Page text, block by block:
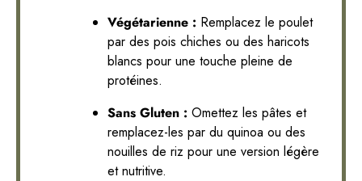
Végétarienne : Remplacez le poulet
par des pois chiches ou des haricots
blancs pour une touche pleine de
protéines.
Sans Gluten : Omettez les pâtes et
remplacez-les par du quinoa ou des
nouilles de riz pour une version légère
et nutritive.